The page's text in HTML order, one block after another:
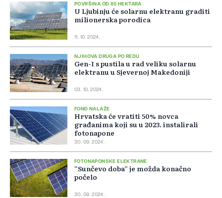
POVRŠINA OD 85 HEKTARA
U Ljubinju će solarnu elektranu graditi
milionerska porodica
11. 10. 2024.
NJIHOVA DRUGA PO REDU
Gen-I s pustila u rad veliku solarnu
elektranu u Sjevernoj Makedoniji
03. 10. 2024.
FOND NALAŽE
Hrvatska će vratiti 50% novca
građanima koji su u 2023. instalirali
fotonapone
30. 09. 2024.
FOTONAPONSKE ELEKTRANE
“Sunčevo doba” je možda konačno
počelo
30. 09. 2024.